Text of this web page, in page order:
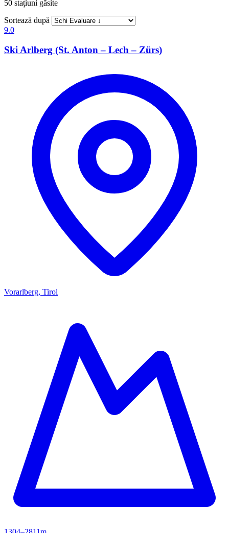
50 stațiuni găsite
Sortează după
9.0
Ski Arlberg (St. Anton – Lech – Zürs)
Vorarlberg, Tirol